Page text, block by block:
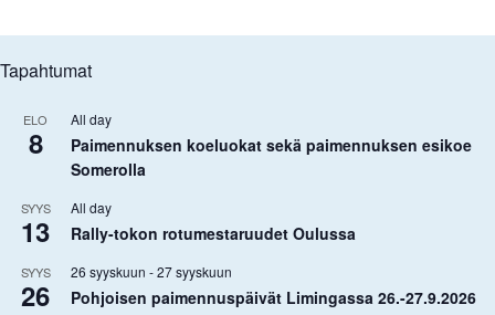
Tapahtumat
ELO
8
All day
Paimennuksen koeluokat sekä paimennuksen esikoe
Somerolla
SYYS
13
All day
Rally-tokon rotumestaruudet Oulussa
SYYS
26
26 syyskuun -27 syyskuun
Pohjoisen paimennuspäivät Limingassa 26.-27.9.2026